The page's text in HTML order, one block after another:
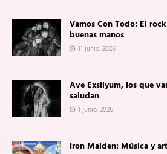
Vamos Con Todo: El
buenas manos
11 junio, 2026
Ave Exsilyum, los que
saludan
1 junio, 2026
Iron Maiden: Música y